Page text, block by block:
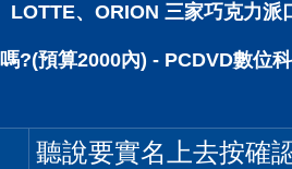
LOTTE、ORION 三家巧克力
?(預算2000內) - PCDVD數位
聽說要實名上去按確